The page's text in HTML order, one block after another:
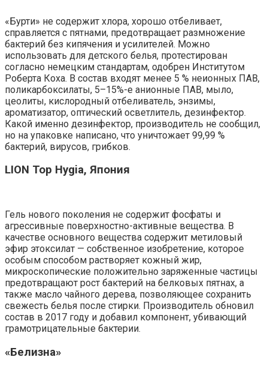
«Бурти» не содержит хлора, хорошо отбеливает,
справляется с пятнами, предотвращает размножение
бактерий без кипячения и усилителей. Можно
использовать для детского белья, протестирован
согласно немецким стандартам, одобрен Институтом
Роберта Коха. В состав входят менее 5 % неионных ПАВ,
поликарбоксилаты, 5–15%-е анионные ПАВ, мыло,
цеолиты, кислородный отбеливатель, энзимы,
ароматизатор, оптический осветлитель, дезинфектор.
Какой именно дезинфектор, производитель не сообщил,
но на упаковке написано, что уничтожает 99,99 %
бактерий, вирусов, грибков.
LION Top Hygia, Япония
Гель нового поколения не содержит фосфаты и
агрессивные поверхностно-активные вещества. В
качестве основного вещества содержит метиловый
эфир этоксилат — собственное изобретение, которое
особым способом растворяет кожный жир,
микроскопические положительно заряженные частицы
предотвращают рост бактерий на белковых пятнах, а
также масло чайного дерева, позволяющее сохранить
свежесть белья после стирки. Производитель обновил
состав в 2017 году и добавил компонент, убивающий
грамотрицательные бактерии.
«Белизна»